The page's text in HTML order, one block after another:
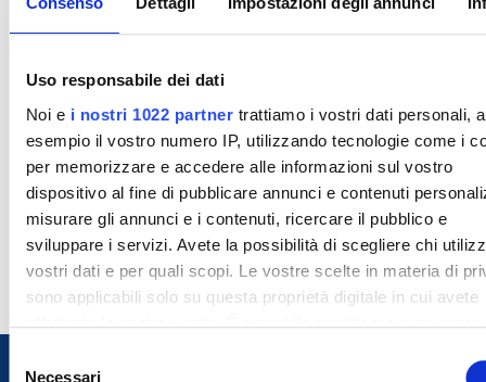
Uso responsabile dei dati
Noi e i nostri 1022 partnertrattiamo i vostri dati personali,
esempio il vostro numero IP, utilizzando tecnologie come i
per memorizzare e accedere alle informazioni sul vostro
dispositivo al fine di pubblicare annunci e contenuti
misurare gli annunci e i contenuti, ricercare il pubblico e
sviluppare i servizi. Avete la possibilità di scegliere chi
vostri dati e per quali scopi. Le vostre scelte in materia di
sono applicabili solo su questa proprietà digitale in cui avete
effettuato le vostre scelte. È possibile modificare o revocare
cookie o facendo clic sull'icona di attivazione della privacy.
Necessari